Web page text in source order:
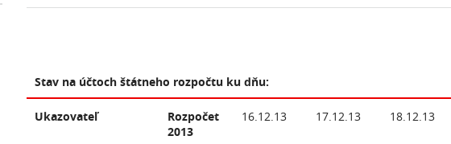
Stav na účtoch štátneho rozpočtu ku dňu:
Ukazovateľ
Rozpočet
2013
16.12.13 17.12.13 18.12.13